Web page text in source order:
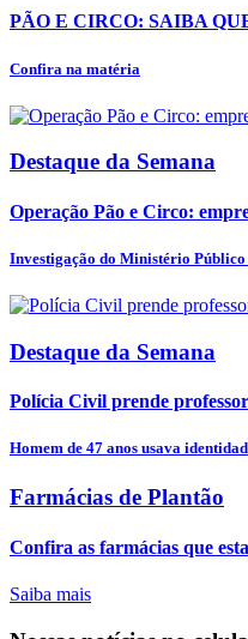
PÃO E CIRCO: SAIBA
Confira na matéria
Destaque da Semana
Operação Pão e Circo:
Investigação do Ministério Público
Destaque da Semana
Polícia Civil prende
Homem de 47 anos usava
Farmácias de Plantão
Confira as farmácias que
Saiba mais